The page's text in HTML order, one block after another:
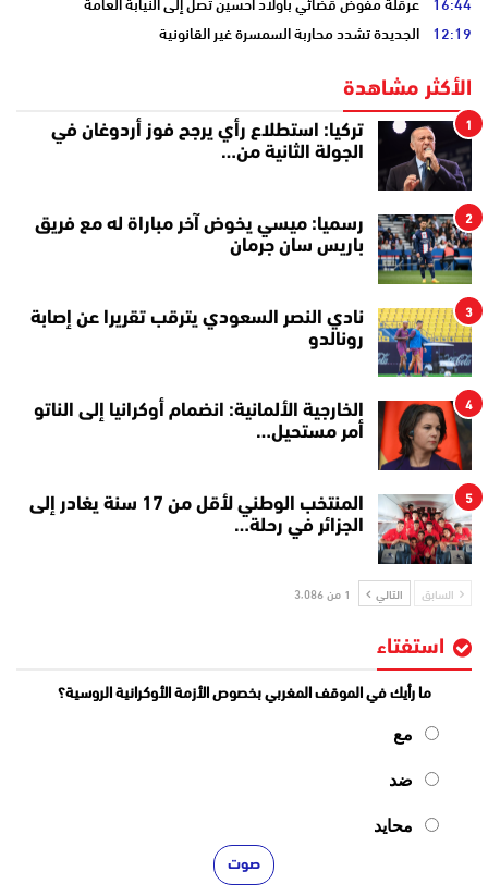
12:19 الجديدة تشدد محاربة السمسرة غير القانونية
الأكثر مشاهدة
1
تركيا: استطلاع رأي يرجح فوز أردوغان في
الجولة الثانية من…
2
رسميا: ميسي يخوض آخر مباراة له مع فريق
باريس سان جرمان
3
نادي النصر السعودي يترقب تقريرا عن إصابة
رونالدو
4
الخارجية الألمانية: انضمام أوكرانيا إلى الناتو
أمر مستحيل…
5
المنتخب الوطني لأقل من 17 سنة يغادر إلى
الجزائر في رحلة…
السابق التالي 1 من 3٬086
استفتاء
ما رأيك في الموقف المغربي بخصوص الأزمة الأوكرانية الروسية؟
مع
ضد
محايد